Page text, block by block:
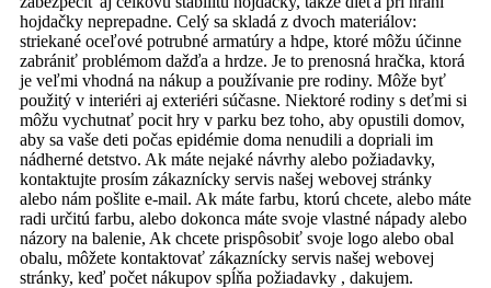
hojdačky neprepadne. Celý sa skladá z dvoch materiálov:
striekané oceľové potrubné armatúry a hdpe, ktoré môžu účinne
zabrániť problémom dažďa a hrdze. Je to prenosná hračka, ktorá
je veľmi vhodná na nákup a používanie pre rodiny. Môže byť
použitý v interiéri aj exteriéri súčasne. Niektoré rodiny s deťmi si
môžu vychutnať pocit hry v parku bez toho, aby opustili domov,
aby sa vaše deti počas epidémie doma nenudili a dopriali im
nádherné detstvo. Ak máte nejaké návrhy alebo požiadavky,
kontaktujte prosím zákaznícky servis našej webovej stránky
alebo nám pošlite e-mail. Ak máte farbu, ktorú chcete, alebo máte
radi určitú farbu, alebo dokonca máte svoje vlastné nápady alebo
názory na balenie, Ak chcete prispôsobiť svoje logo alebo obal
obalu, môžete kontaktovať zákaznícky servis našej webovej
stránky, keď počet nákupov spĺňa požiadavky , dakujem.